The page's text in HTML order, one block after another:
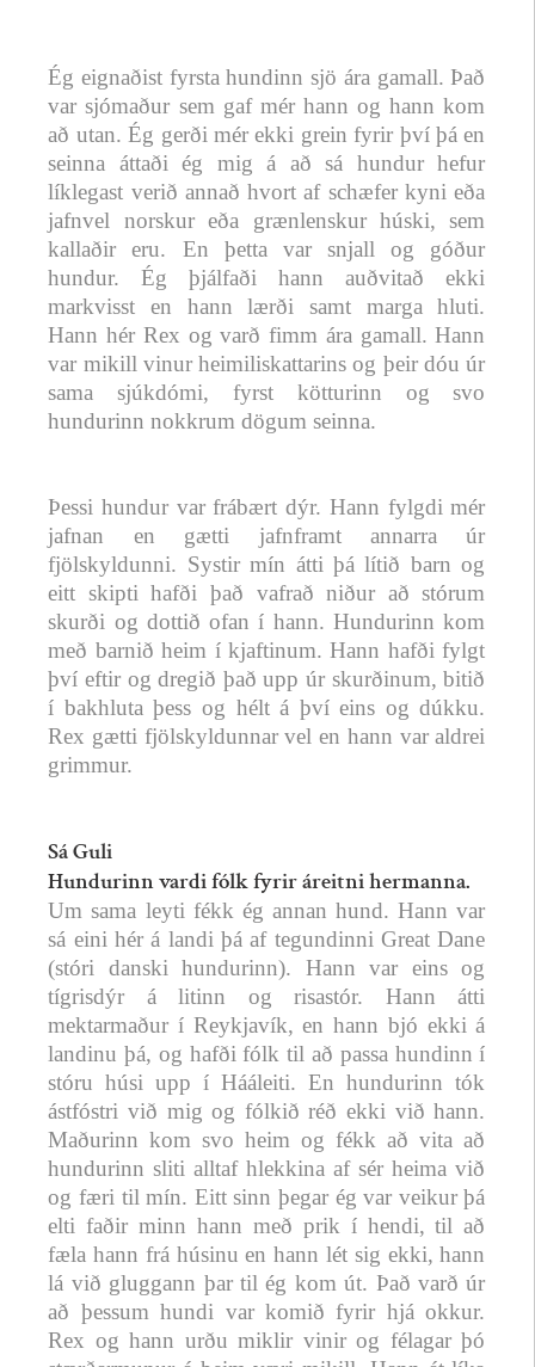
Ég eignaðist fyrsta hundinn sjö ára gamall. Það
var sjómaður sem gaf mér hann og hann kom
að utan. Ég gerði mér ekki grein fyrir því þá en
seinna áttaði ég mig á að sá hundur hefur
líklegast verið annað hvort af schæfer kyni eða
jafnvel norskur eða grænlenskur húski, sem
kallaðir eru. En þetta var snjall og góður
hundur. Ég þjálfaði hann auðvitað ekki
markvisst en hann lærði samt marga hluti.
Hann hér Rex og varð fimm ára gamall. Hann
var mikill vinur heimiliskattarins og þeir dóu úr
sama sjúkdómi, fyrst kötturinn og svo
hundurinn nokkrum dögum seinna.
Þessi hundur var frábært dýr. Hann fylgdi mér
jafnan en gætti jafnframt annarra úr
fjölskyldunni. Systir mín átti þá lítið barn og
eitt skipti hafði það vafrað niður að stórum
skurði og dottið ofan í hann. Hundurinn kom
með barnið heim í kjaftinum. Hann hafði fylgt
því eftir og dregið það upp úr skurðinum, bitið
í bakhluta þess og hélt á því eins og dúkku.
Rex gætti fjölskyldunnar vel en hann var aldrei
grimmur.
Sá Guli
Hundurinn vardi fólk fyrir áreitni hermanna.
Um sama leyti fékk ég annan hund. Hann var
sá eini hér á landi þá af tegundinni Great Dane
(stóri danski hundurinn). Hann var eins og
tígrisdýr á litinn og risastór. Hann átti
mektarmaður í Reykjavík, en hann bjó ekki á
landinu þá, og hafði fólk til að passa hundinn í
stóru húsi upp í Hááleiti. En hundurinn tók
ástfóstri við mig og fólkið réð ekki við hann.
Maðurinn kom svo heim og fékk að vita að
hundurinn sliti alltaf hlekkina af sér heima við
og færi til mín. Eitt sinn þegar ég var veikur þá
elti faðir minn hann með prik í hendi, til að
fæla hann frá húsinu en hann lét sig ekki, hann
lá við gluggann þar til ég kom út. Það varð úr
að þessum hundi var komið fyrir hjá okkur.
Rex og hann urðu miklir vinir og félagar þó